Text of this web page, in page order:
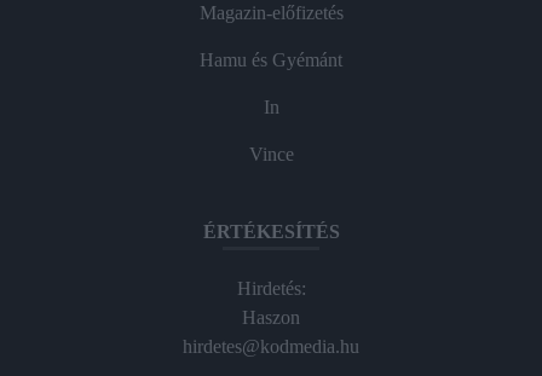
Magazin-előfizetés
Hamu és Gyémánt
In
Vince
ÉRTÉKESÍTÉS
Hirdetés:
Haszon
hirdetes@kodmedia.hu